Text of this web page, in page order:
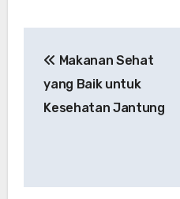
pos
Makanan Sehat
yang Baik untuk
Kesehatan Jantung